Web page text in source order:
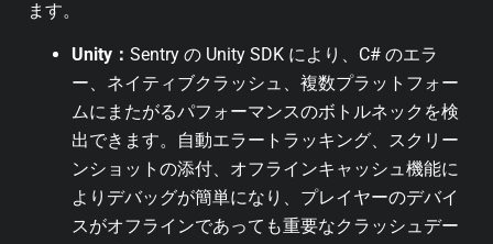
ます。
Unity： Sentry の Unity SDK により、C# のエラ
ー、ネイティブクラッシュ、複数プラットフォー
ムにまたがるパフォーマンスのボトルネックを検
出できます。自動エラートラッキング、スクリー
ンショットの添付、オフラインキャッシュ機能に
よりデバッグが簡単になり、プレイヤーのデバイ
スがオフラインであっても重要なクラッシュデー